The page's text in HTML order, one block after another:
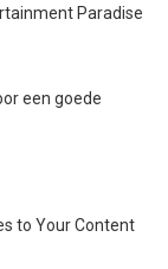
Paradise
een goede
to Your Content